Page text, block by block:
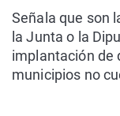
Señala que son
la Junta o la
implantación de
municipios no